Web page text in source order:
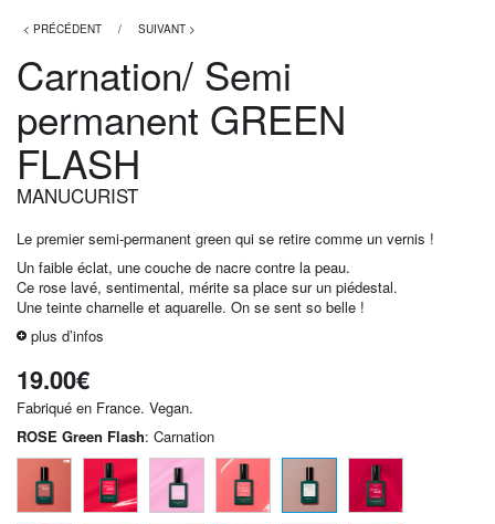
< PRÉCÉDENT / SUIVANT >
Carnation/ Semi
permanent GREEN
FLASH
MANUCURIST
Le premier semi-permanent green qui se retire comme un vernis !
Un faible éclat, une couche de nacre contre la peau.
Ce rose lavé, sentimental, mérite sa place sur un piédestal.
Une teinte charnelle et aquarelle. On se sent so belle !
plus d’infos
19.00€
Fabriqué en France. Vegan.
ROSE Green Flash: Carnation